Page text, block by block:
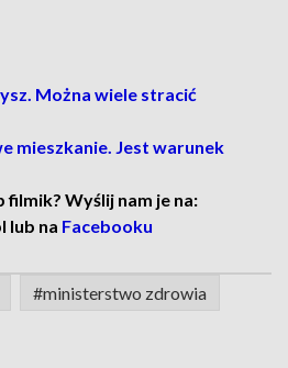
Można wiele stracić
mieszkanie. Jest warunek
filmik? Wyślij nam je na:
lub na Facebooku
#ministerstwo zdrowia